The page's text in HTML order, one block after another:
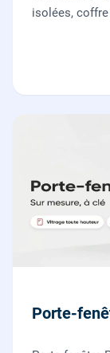
isolées,
Porte-